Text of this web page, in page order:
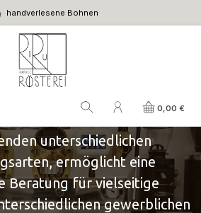
handverlesene Bohnen
0,00 €
& Office
geschäftlichen Bedarf
Wissen über
unterschiedlichen
ermöglicht eine
Beratung für vielseitige
gewerblichen